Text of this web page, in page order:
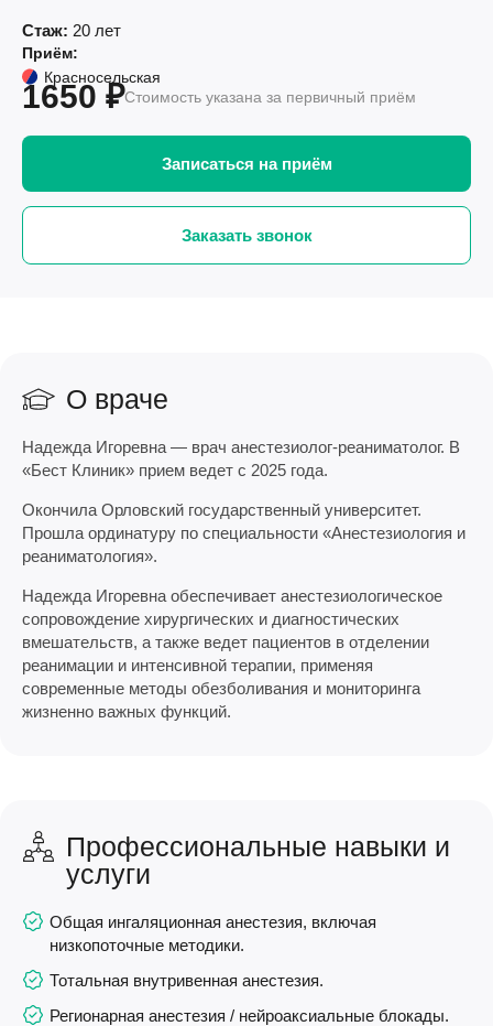
Стаж: 20 лет
Приём:
Красносельская
1650 ₽Стоимость указана за первичный приём
Записаться на приём
Заказать звонок
О враче
Надежда Игоревна — врач анестезиолог-реаниматолог. В
«Бест Клиник» прием ведет с 2025 года.
Окончила Орловский государственный университет.
Прошла ординатуру по специальности «Анестезиология и
реаниматология».
Надежда Игоревна обеспечивает анестезиологическое
сопровождение хирургических и диагностических
вмешательств, а также ведет пациентов в отделении
реанимации и интенсивной терапии, применяя
современные методы обезболивания и мониторинга
жизненно важных функций.
Профессиональные навыки и
услуги
Общая ингаляционная анестезия, включая
низкопоточные методики.
Тотальная внутривенная анестезия.
Регионарная анестезия / нейроаксиальные блокады.